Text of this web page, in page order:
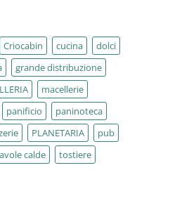
Criocabin cucina
dolci
grande distribuzione
macellerie
panificio
paninoteca
PLANETARIA
pub
calde tostiere